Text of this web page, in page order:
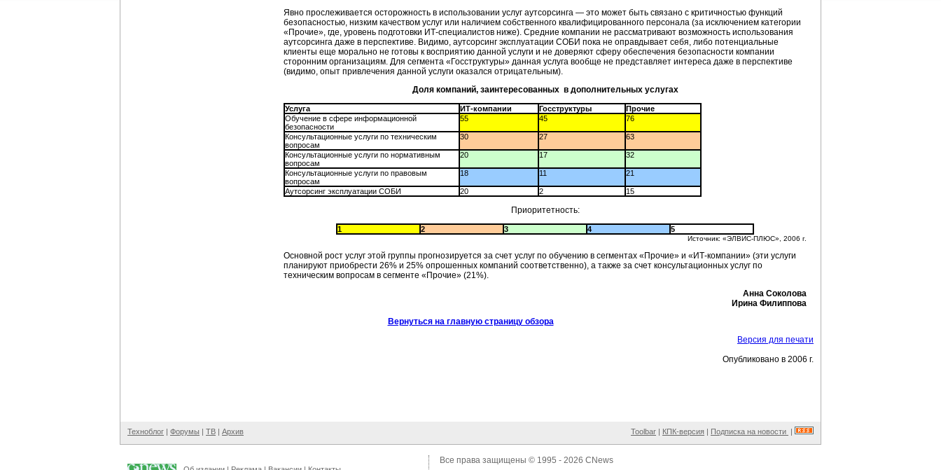
Явно прослеживается осторожность в использовании услуг аутсорсинга — это может быть связано с критичностью функций
безопасностью, низким качеством услуг или наличием собственного квалифицированного персонала (за исключением категории
«Прочие», где, уровень подготовки ИТ-специалистов ниже). Средние компании не рассматривают возможность использования
аутсорсинга даже в перспективе. Видимо, аутсорсинг эксплуатации СОБИ пока не оправдывает себя, либо потенциальные
клиенты еще морально не готовы к восприятию данной услуги и не доверяют сферу обеспечения безопасности компании
сторонним организациям. Для сегмента «Госструктуры» данная услуга вообще не представляет интереса даже в перспективе
(видимо, опыт привлечения данной услуги оказался отрицательным).
Доля компаний, заинтересованных в дополнительных услугах
Услуга ИТ-компании Госструктуры
Прочие
Обучение в сфере информационной
безопасности
55 45 76
Консультационные услуги по техническим
вопросам
30 27 63
Консультационные услуги по нормативным
вопросам
20 17 32
Консультационные услуги по правовым
вопросам
18 11 21
Аутсорсинг эксплуатации СОБИ 20 2 15
Приоритетность:
1 2 3 4 5
Источник: «ЭЛВИС-ПЛЮС», 2006 г.
Основной рост услуг этой группы прогнозируется за счет услуг по обучению в сегментах «Прочие» и «ИТ-компании» (эти услуги
планируют приобрести 26% и 25% опрошенных компаний соответственно), а также за счет консультационных услуг по
техническим вопросам в сегменте «Прочие» (21%).
Анна Соколова
Ирина Филиппова
Вернуться на главную страницу обзора
Версия для печати
Опубликовано в 2006 г.
Техноблог | Форумы | ТВ | Архив Toolbar | КПК-версия | Подписка на новости |
Все права защищены © 1995 - 2026 CNews